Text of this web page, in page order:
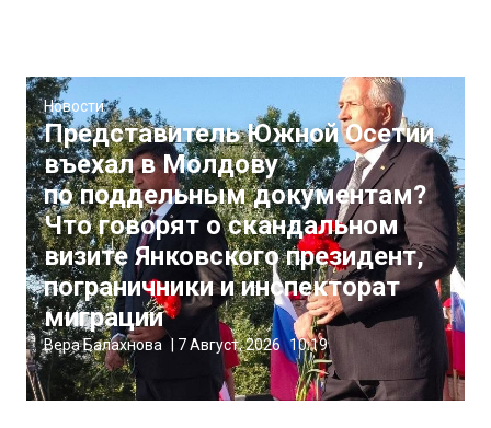
Новости
Представитель Южной Осетии
въехал в Молдову
по поддельным документам?
Что говорят о скандальном
визите Янковского президент,
пограничники и инспекторат
миграции
Вера Балахнова | 7 Август, 2026 10:19